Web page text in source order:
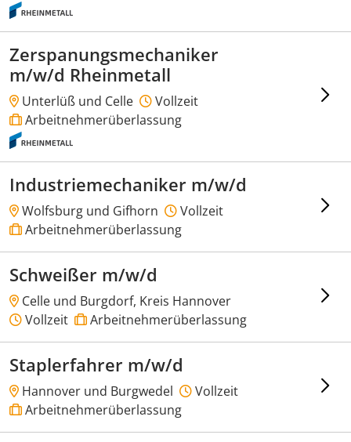
Zerspanungsmechaniker
m/w/d Rheinmetall
Unterlüß und Celle
Vollzeit
Arbeitnehmerüberlassung
Industriemechaniker m/w/d
Wolfsburg und Gifhorn
Vollzeit
Arbeitnehmerüberlassung
Schweißer m/w/d
Celle und Burgdorf, Kreis Hannover
Vollzeit
Arbeitnehmerüberlassung
Staplerfahrer m/w/d
Hannover und Burgwedel
Vollzeit
Arbeitnehmerüberlassung